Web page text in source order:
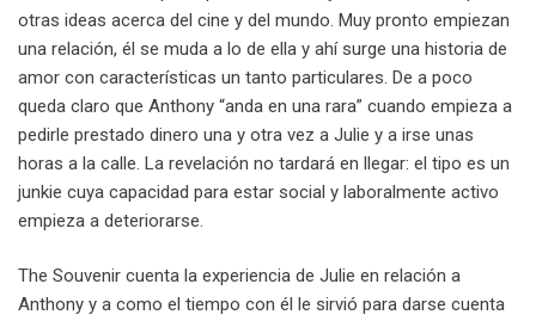
otras ideas acerca del cine y del mundo. Muy pronto empiezan
una relación, él se muda a lo de ella y ahí surge una historia de
amor con características un tanto particulares. De a poco
queda claro que Anthony “anda en una rara” cuando empieza a
pedirle prestado dinero una y otra vez a Julie y a irse unas
horas a la calle. La revelación no tardará en llegar: el tipo es un
junkie cuya capacidad para estar social y laboralmente activo
empieza a deteriorarse.
The Souvenir cuenta la experiencia de Julie en relación a
Anthony y a como el tiempo con él le sirvió para darse cuenta